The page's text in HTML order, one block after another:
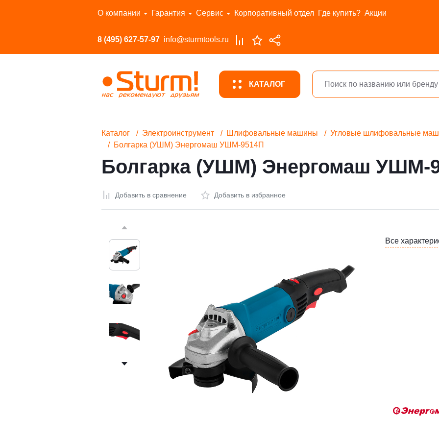
О компании Гарантия Сервис Корпоративный отдел Где купить? Акции
8 (495) 627-57-97 info@sturmtools.ru
КАТАЛОГ
Перейти в каталог
Каталог Электроинструмент Шлифовальные машины
Угловые шлифовальные
Болгарка (УШМ) Энергомаш УШМ-9514П
Болгарка (УШМ) Энергомаш УШМ-
Добавить в сравнение Добавить в избранное
Все